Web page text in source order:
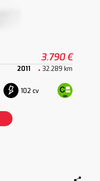
3.790 €
2011 32.289 km
102 cv